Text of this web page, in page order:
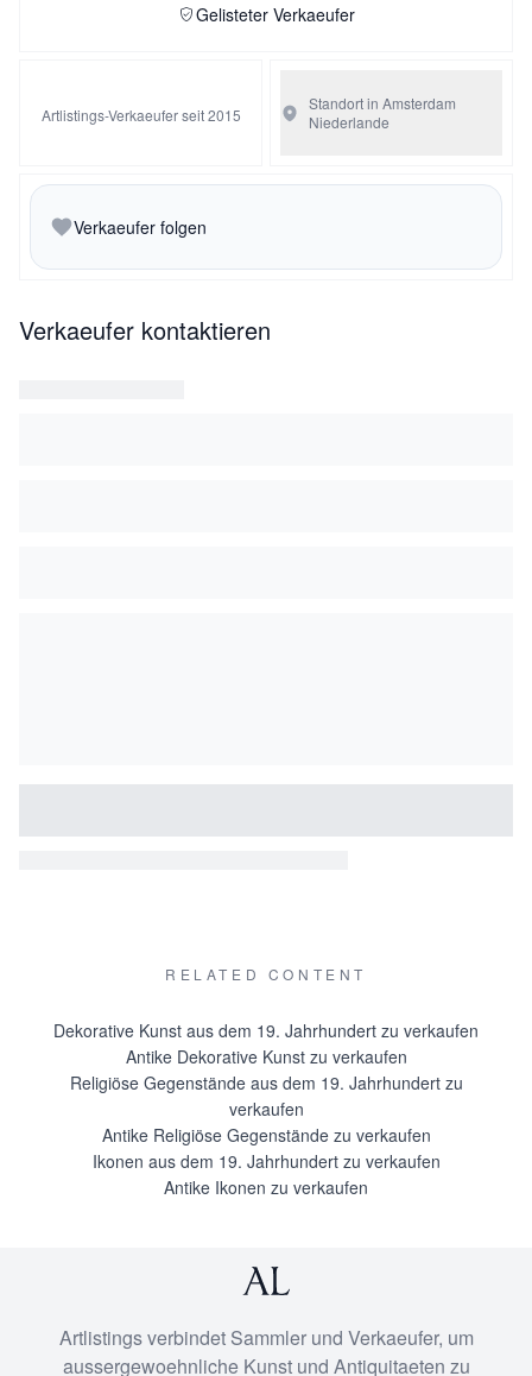
Gelisteter Verkaeufer
Artlistings-Verkaeufer seit 2015
Standort in Amsterdam
Niederlande
Verkaeufer folgen
Verkaeufer kontaktieren
RELATED CONTENT
Dekorative Kunst aus dem 19. Jahrhundert zu verkaufen
Antike Dekorative Kunst zu verkaufen
Religiöse Gegenstände aus dem 19. Jahrhundert zu
verkaufen
Antike Religiöse Gegenstände zu verkaufen
Ikonen aus dem 19. Jahrhundert zu verkaufen
Antike Ikonen zu verkaufen
Artlistings verbindet Sammler und Verkaeufer, um
aussergewoehnliche Kunst und Antiquitaeten zu